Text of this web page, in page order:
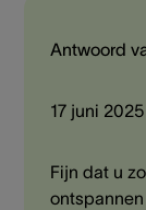
Antwoord
17 juni 2025
Fijn dat u